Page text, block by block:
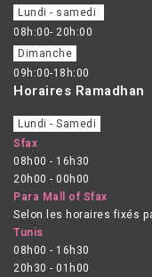
Lundi - samedi
08h:00- 20h:00
Dimanche
09h:00-18h:00
Horaires Ramadhan
Lundi - Samedi
Sfax
08h00 - 16h30
20h00 - 00h00
Para Mall of Sfax
Selon les horaires fixés
Tunis
08h00 - 16h30
20h30 - 01h00